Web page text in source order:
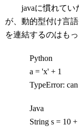
javaに慣れてい
が、動的型付け言
を連結するのはも
Python
a = 'x' + 1
TypeError: can
Java
String s = 10